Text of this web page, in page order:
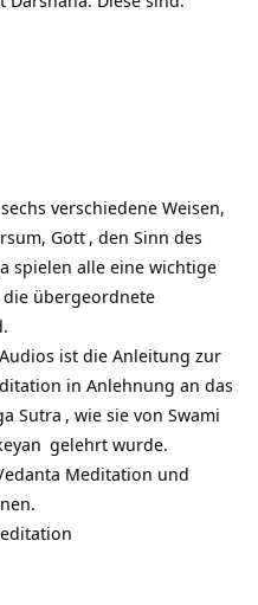
verschiedene Weisen,
Gott , den Sinn des
spielen alle eine wichtige
die übergeordnete
ist die Anleitung zur
in Anlehnung an das
Sutra , wie sie von Swami
gelehrt wurde.
Meditation und